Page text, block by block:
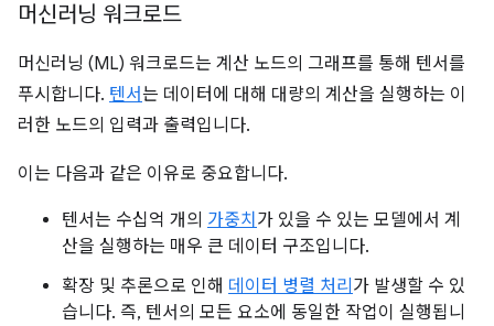
머신러닝 워크로드
머신러닝 (ML) 워크로드는 계산 노드의 그래프를 통해 텐서를
푸시합니다. 텐서는 데이터에 대해 대량의 계산을 실행하는 이
러한 노드의 입력과 출력입니다.
이는 다음과 같은 이유로 중요합니다.
텐서는 수십억 개의 가중치 가 있을 수 있는 모델에서 계
산을 실행하는 매우 큰 데이터 구조입니다.
확장 및 추론으로 인해 데이터 병렬 처리 가 발생할 수 있
습니다. 즉, 텐서의 모든 요소에 동일한 작업이 실행됩니